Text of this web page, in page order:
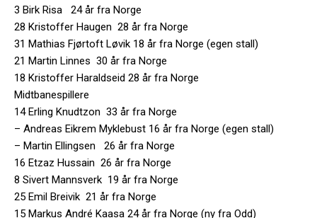
3 Birk Risa 24 år fra Norge
28 Kristoffer Haugen 28 år fra Norge
31 Mathias Fjørtoft Løvik 18 år fra Norge (egen stall)
21 Martin Linnes 30 år fra Norge
18 Kristoffer Haraldseid 28 år fra Norge
Midtbanespillere
14 Erling Knudtzon 33 år fra Norge
– Andreas Eikrem Myklebust 16 år fra Norge (egen stall)
– Martin Ellingsen 26 år fra Norge
16 Etzaz Hussain 26 år fra Norge
8 Sivert Mannsverk 19 år fra Norge
25 Emil Breivik 21 år fra Norge
15 Markus André Kaasa 24 år fra Norge (ny fra Odd)